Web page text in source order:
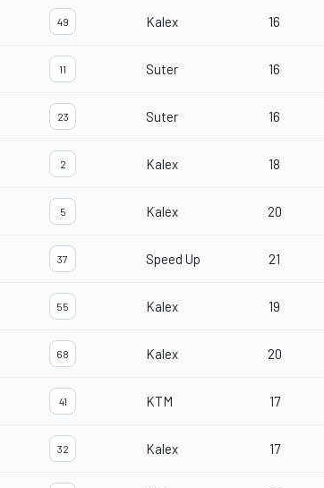
49 Kalex 16
11 Suter 16
23 Suter 16
2 Kalex 18
5 Kalex 20
37 Speed Up 21
55 Kalex 19
68 Kalex 20
41 KTM 17
32 Kalex 17